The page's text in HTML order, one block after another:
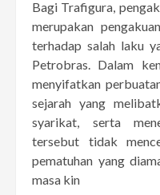
Bagi Trafigura,
merupakan
terhadap salah laku
Petrobras. Dalam
menyifatkan
sejarah yang
syarikat, serta
tersebut tidak
pematuhan yang
masa kin